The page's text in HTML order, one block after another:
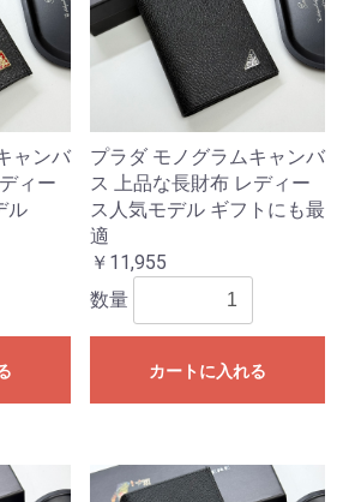
ャンバ
ィー
ル
プラダ モノグラムキャンバ
ス 上品な長財布 レディー
ス人気モデル ギフトにも最
適
￥11,955
数量
カートに入れる